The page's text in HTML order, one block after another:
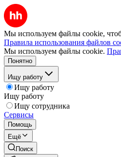
Мы используем файлы cookie,
Правила использования файлов
Мы используем файлы cookie.
Понятно
Ищу работу
Ищу работу
Ищу работу
Ищу сотрудника
Сервисы
Помощь
Ещё
Поиск